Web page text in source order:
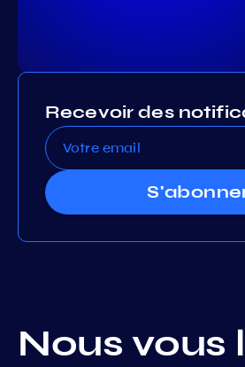
Recevoir des
Nous vous